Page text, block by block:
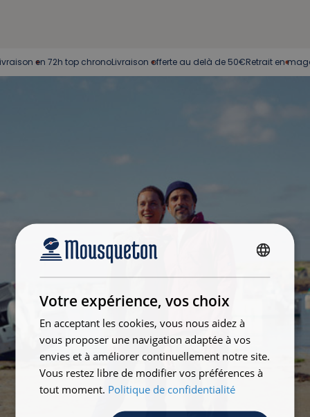
en 72h top chronoLivraison offerte au delà de 50€Retrait en
Votre expérience, vos choix
En acceptant les cookies, vous nous aidez à
vous proposer une navigation adaptée à vos
envies et à améliorer continuellement notre site.
Vous restez libre de modifier vos préférences à
tout moment. Politique de confidentialité